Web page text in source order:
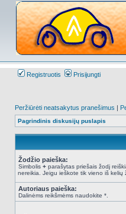
Registruotis Prisijungti
Peržiūrėti neatsakytus pranešimus |
Pagrindinis diskusijų puslapis
Žodžio paieška:
Simbolis + parašytas priešais žodį
nereikia. Jeigu ieškote tik vieno iš kelių
Autoriaus paieška:
Dalinėms reikšmėms naudokite *.